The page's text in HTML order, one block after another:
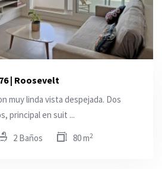
| Roosevelt
muy linda vista despejada. Dos
principal en suit ...
2 Baños 80 m2